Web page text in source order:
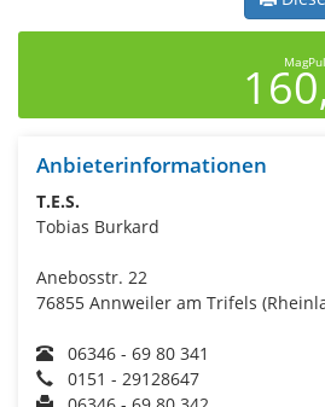
Anbieterinformationen
T.E.S.
Tobias Burkard
Anebosstr. 22
76855 Annweiler am Trifels
06346 - 69 80 341
0151 - 29128647